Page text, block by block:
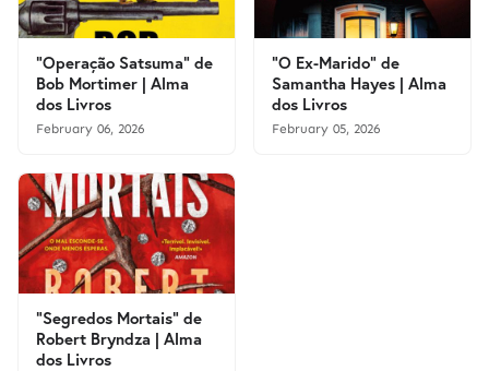
"Operação Satsuma" de
Bob Mortimer | Alma
dos Livros
February 06, 2026
"O Ex-Marido" de
Samantha Hayes | Alma
dos Livros
February 05, 2026
"Segredos Mortais" de
Robert Bryndza | Alma
dos Livros